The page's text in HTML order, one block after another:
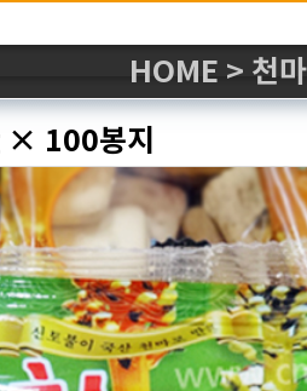
HOME > 천
× 100봉지